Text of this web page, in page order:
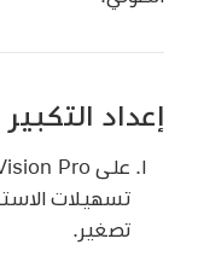
إعداد التكبير
على Apple Vision Pro، انتقل إلى الإعدادات
تسهيلات
تصغير.